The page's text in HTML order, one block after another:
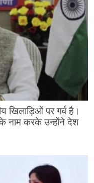
खिलाड़िओं पर गर्व है।
के नाम करके उन्होंने देश